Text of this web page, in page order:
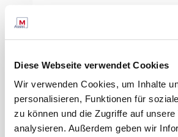
Diese Webseite verwendet Cookies
Wir verwenden Cookies, um Inhalte
personalisieren, Funktionen für
zu können und die Zugriffe auf
analysieren. Außerdem geben wir